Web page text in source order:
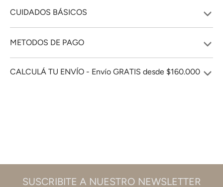
CUIDADOS BÁSICOS
METODOS DE PAGO
CALCULÁ TU ENVÍO - Envío GRATIS desde $160.000
SUSCRIBITE A NUESTRO NEWSLETTER